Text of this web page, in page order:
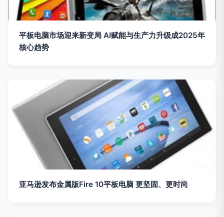
平板电脑市场迎来新变局 AI赋能与生产力升级成2025年
核心趋势
亚马逊发布金属版Fire 10平板电脑 更坚固、更时尚